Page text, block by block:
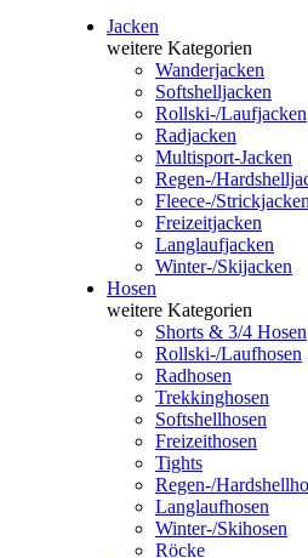
Jacken
weitere Kategorien
Wanderjacken
Softshelljacken
Rollski-/Laufjacken
Radjacken
Multisport-Jacken
Regen-/
Fleece-/Strickjacken
Freizeitjacken
Langlaufjacken
Winter-/Skijacken
Hosen
weitere Kategorien
Shorts & 3/4 Hosen
Rollski-/Laufhosen
Radhosen
Trekkinghosen
Softshellhosen
Freizeithosen
Tights
Regen-/
Langlaufhosen
Winter-/Skihosen
Röcke